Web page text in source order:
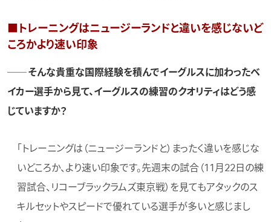
■トレーニングはニュージーランドと違いを感じないど
ころかより速い印象
── そんな貴重な国際経験を積んでイーグルスに加わったベ
イカー選手から見て、イーグルスの練習のクオリティはどう感
じていますか？
「トレーニングは（ニュージーランドと）まったく違いを感じな
いどころか、より速い印象です。先週末の試合（11月22日の練
習試合、リコーブラックラムズ東京戦）を見てもアタックのス
キルセットやスピードで優れている選手が多いと感じまし